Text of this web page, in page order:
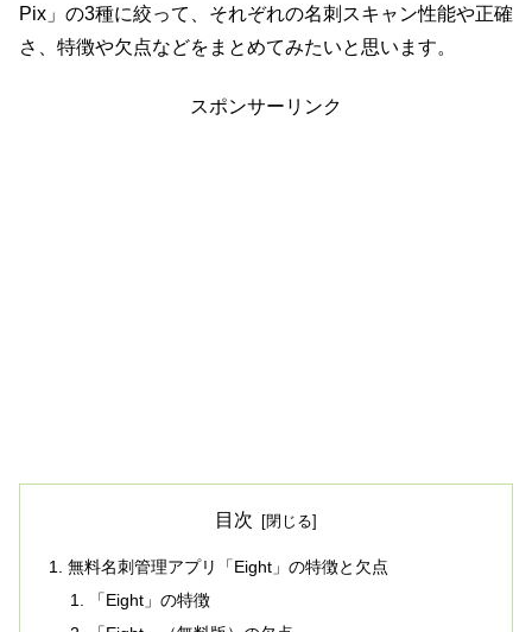
Pix」の3種に絞って、それぞれの名刺スキャン性能や正確
さ、特徴や欠点などをまとめてみたいと思います。
スポンサーリンク
目次
無料名刺管理アプリ「Eight」の特徴と欠点
「Eight」の特徴